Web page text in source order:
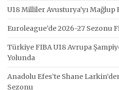
U18 Milliler Avusturya’yı
Euroleague’de 2026-27 Sezonu
Türkiye FIBA U18 Avrupa
Yolunda
Anadolu Efes’te Shane
Sezonu